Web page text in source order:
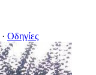
· Οδηγίες